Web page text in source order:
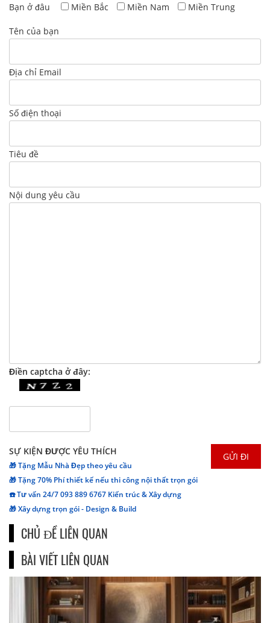
Bạn ở đâu Miền Bắc Miền Nam Miền Trung
Tên của bạn
Địa chỉ Email
Số điện thoại
Tiêu đề
Nội dung yêu cầu
Điền captcha ở đây:
SỰ KIỆN ĐƯỢC YÊU THÍCH
🎁 Tặng Mẫu Nhà Đẹp theo yêu cầu
🎁 Tặng 70% Phí thiết kế nếu thi công nội thất trọn gói
☎️ Tư vấn 24/7 093 889 6767 Kiến trúc & Xây dựng
🎁 Xây dựng trọn gói - Design & Build
CHỦ ĐỀ LIÊN QUAN
BÀI VIẾT LIÊN QUAN